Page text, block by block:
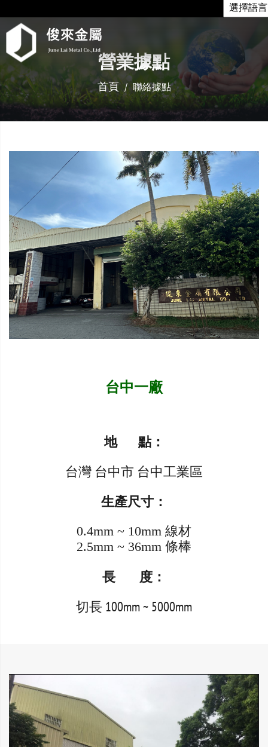
營業據點
首頁 聯絡據點
台中一廠
地 點：
台灣 台中市 台中工業區
生產尺寸：
0.4mm ~ 10mm 線材
2.5mm ~ 36mm 條棒
長 度：
切長 100mm ~ 5000mm